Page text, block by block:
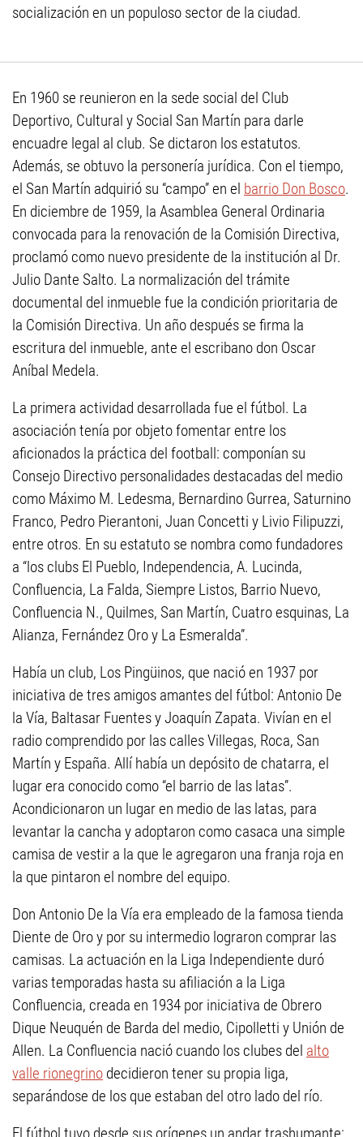
socialización en un populoso sector de la ciudad.
En 1960 se reunieron en la sede social del Club
Deportivo, Cultural y Social San Martín para darle
encuadre legal al club. Se dictaron los estatutos.
Además, se obtuvo la personería jurídica. Con el tiempo,
el San Martín adquirió su “campo” en el barrio Don Bosco.
En diciembre de 1959, la Asamblea General Ordinaria
convocada para la renovación de la Comisión Directiva,
proclamó como nuevo presidente de la institución al Dr.
Julio Dante Salto. La normalización del trámite
documental del inmueble fue la condición prioritaria de
la Comisión Directiva. Un año después se firma la
escritura del inmueble, ante el escribano don Oscar
Aníbal Medela.
La primera actividad desarrollada fue el fútbol. La
asociación tenía por objeto fomentar entre los
aficionados la práctica del football: componían su
Consejo Directivo personalidades destacadas del medio
como Máximo M. Ledesma, Bernardino Gurrea, Saturnino
Franco, Pedro Pierantoni, Juan Concetti y Livio Filipuzzi,
entre otros. En su estatuto se nombra como fundadores
a “los clubs El Pueblo, Independencia, A. Lucinda,
Confluencia, La Falda, Siempre Listos, Barrio Nuevo,
Confluencia N., Quilmes, San Martín, Cuatro esquinas, La
Alianza, Fernández Oro y La Esmeralda”.
Había un club, Los Pingüinos, que nació en 1937 por
iniciativa de tres amigos amantes del fútbol: Antonio De
la Vía, Baltasar Fuentes y Joaquín Zapata. Vivían en el
radio comprendido por las calles Villegas, Roca, San
Martín y España. Allí había un depósito de chatarra, el
lugar era conocido como “el barrio de las latas”.
Acondicionaron un lugar en medio de las latas, para
levantar la cancha y adoptaron como casaca una simple
camisa de vestir a la que le agregaron una franja roja en
la que pintaron el nombre del equipo.
Don Antonio De la Vía era empleado de la famosa tienda
Diente de Oro y por su intermedio lograron comprar las
camisas. La actuación en la Liga Independiente duró
varias temporadas hasta su afiliación a la Liga
Confluencia, creada en 1934 por iniciativa de Obrero
Dique Neuquén de Barda del medio, Cipolletti y Unión de
Allen. La Confluencia nació cuando los clubes del alto
valle rionegrino decidieron tener su propia liga,
separándose de los que estaban del otro lado del río.